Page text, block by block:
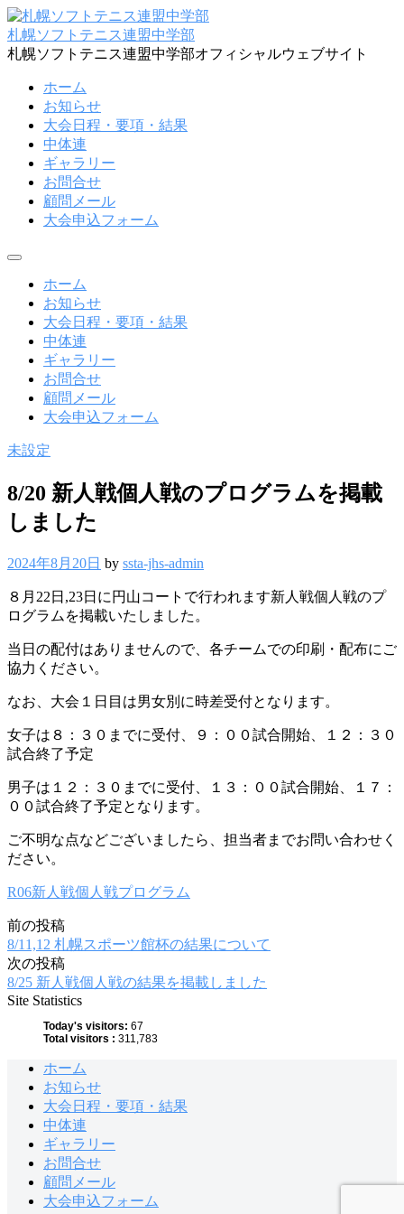
コ
ン
テ
札幌ソフトテニス連盟中学部
札幌ソフトテニス連盟中学部オフィシャルウェブサイト
ホーム
お知らせ
大会日程・要項・結果
中体連
ギャラリー
お問合せ
顧問メール
大会申込フォーム
メ
ホーム
お知らせ
大会日程・要項・結果
中体連
ギャラリー
お問合せ
顧問メール
大会申込フォーム
未設定
8/20 新人戦個人戦のプログラムを掲載
しました
2024年8月20日 by ssta-jhs-admin
８月22日,23日に円山コートで行われます新人戦個人戦のプ
ログラムを掲載いたしました。
当日の配付はありませんので、各チームでの印刷・配布にご
協力ください。
なお、大会１日目は男女別に時差受付となります。
女子は８：３０までに受付、９：００試合開始、１２：３０
試合終了予定
男子は１２：３０までに受付、１３：００試合開始、１７：
００試合終了予定となります。
ご不明な点などございましたら、担当者までお問い合わせく
ださい。
R06新人戦個人戦プログラム
投
稿
ナ
前の投稿
8/11,12 札幌スポーツ館杯の結果について
次の投稿
8/25 新人戦個人戦の結果を掲載しました
Site Statistics
Today's visitors: 67
Total visitors : 311,783
ホーム
お知らせ
大会日程・要項・結果
中体連
ギャラリー
お問合せ
顧問メール
大会申込フォーム